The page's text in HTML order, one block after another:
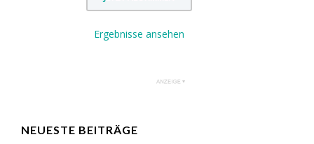
Ergebnisse ansehen
NEUESTE BEITRÄGE